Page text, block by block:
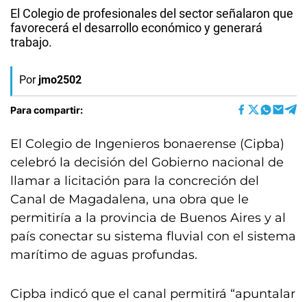
El Colegio de profesionales del sector señalaron que
favorecerá el desarrollo económico y generará
trabajo.
Por jmo2502
Para compartir:
El Colegio de Ingenieros bonaerense (Cipba)
celebró la decisión del Gobierno nacional de
llamar a licitación para la concreción del
Canal de Magadalena, una obra que le
permitiría a la provincia de Buenos Aires y al
país conectar su sistema fluvial con el sistema
marítimo de aguas profundas.
Cipba indicó que el canal permitirá “apuntalar